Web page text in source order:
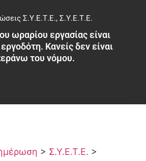
Σ.Υ.Ε.Τ.Ε., Σ.Υ.Ε.Τ.Ε.
ωραρίου εργασίας είναι
Κανείς δεν είναι
του νόμου.
> Σ.Υ.Ε.Τ.Ε. >